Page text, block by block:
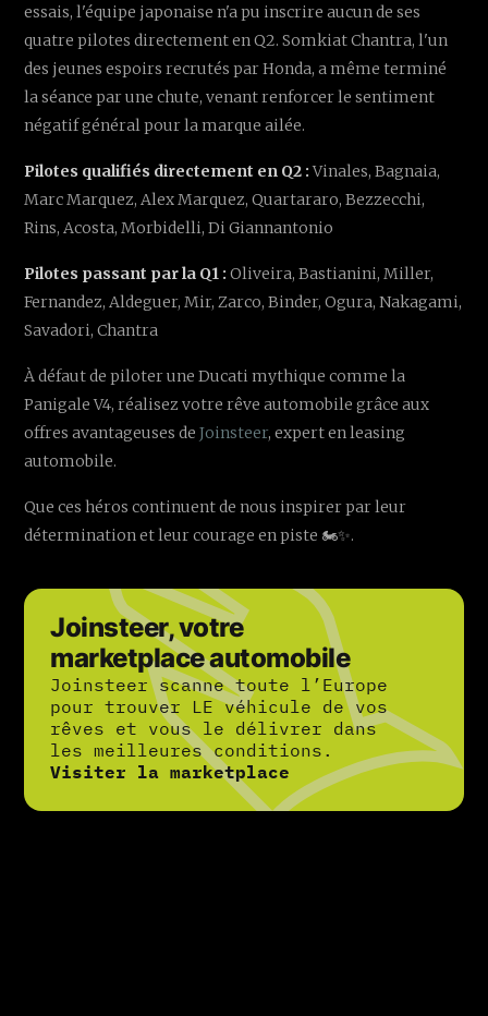
essais, l'équipe japonaise n'a pu inscrire aucun de ses
quatre pilotes directement en Q2. Somkiat Chantra, l'un
des jeunes espoirs recrutés par Honda, a même terminé
la séance par une chute, venant renforcer le sentiment
négatif général pour la marque ailée.
Pilotes qualifiés directement en Q2 :Vinales, Bagnaia,
Marc Marquez, Alex Marquez, Quartararo, Bezzecchi,
Rins, Acosta, Morbidelli, Di Giannantonio
Pilotes passant par la Q1 : Oliveira, Bastianini, Miller,
Fernandez, Aldeguer, Mir, Zarco, Binder, Ogura, Nakagami,
Savadori, Chantra
À défaut de piloter une Ducati mythique comme la
Panigale V4, réalisez votre rêve automobile grâce aux
offres avantageuses deJoinsteer, expert en leasing
automobile.
Que ces héros continuent de nous inspirer par leur
détermination et leur courage en piste 🏍️✨.
Joinsteer, votre
marketplace automobile
Joinsteer scanne toute l’Europe
pour trouver LE véhicule de vos
rêves et vous le délivrer dans
les meilleures conditions.
Visiter la marketplace